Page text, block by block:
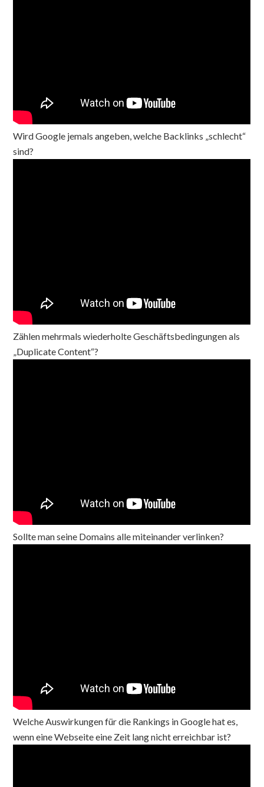
Wird Google jemals angeben, welche Backlinks „schlecht“
sind?
Zählen mehrmals wiederholte Geschäftsbedingungen als
„Duplicate Content“?
Sollte man seine Domains alle miteinander verlinken?
Welche Auswirkungen für die Rankings in Google hat es,
wenn eine Webseite eine Zeit lang nicht erreichbar ist?